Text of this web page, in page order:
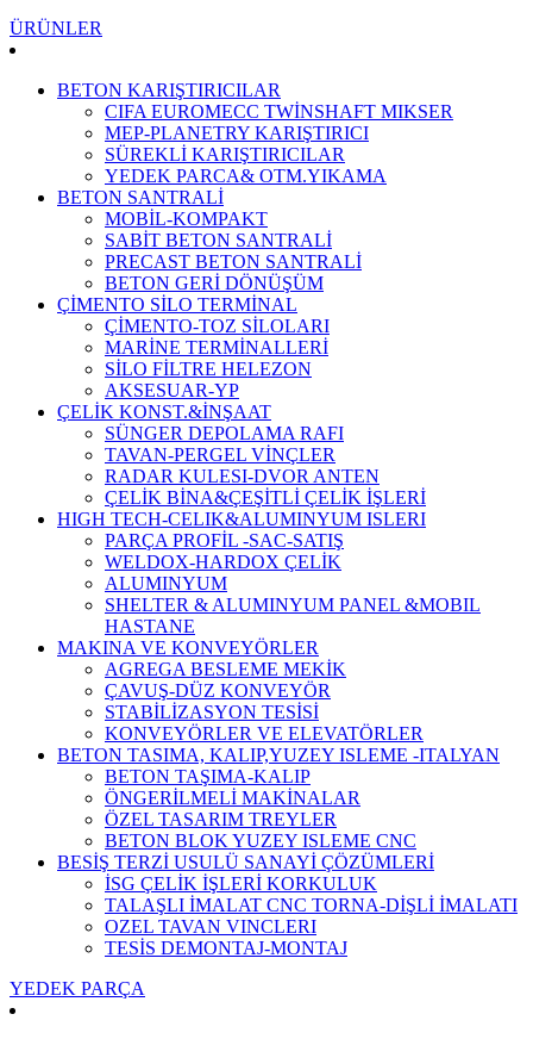
ÜRÜNLER
BETON KARIŞTIRICILAR
CIFA EUROMECC TWİNSHAFT MIKSER
MEP-PLANETRY KARIŞTIRICI
SÜREKLİ KARIŞTIRICILAR
YEDEK PARCA& OTM.YIKAMA
BETON SANTRALİ
MOBİL-KOMPAKT
SABİT BETON SANTRALİ
PRECAST BETON SANTRALİ
BETON GERİ DÖNÜŞÜM
ÇİMENTO SİLO TERMİNAL
ÇİMENTO-TOZ SİLOLARI
MARİNE TERMİNALLERİ
SİLO FİLTRE HELEZON
AKSESUAR-YP
ÇELİK KONST.&İNŞAAT
SÜNGER DEPOLAMA RAFI
TAVAN-PERGEL VİNÇLER
RADAR KULESI-DVOR ANTEN
ÇELİK BİNA&ÇEŞİTLİ ÇELİK İŞLERİ
HIGH TECH-CELIK&ALUMINYUM ISLERI
PARÇA PROFİL -SAC-SATIŞ
WELDOX-HARDOX ÇELİK
ALUMINYUM
SHELTER & ALUMINYUM PANEL &MOBIL
HASTANE
MAKINA VE KONVEYÖRLER
AGREGA BESLEME MEKİK
ÇAVUŞ-DÜZ KONVEYÖR
STABİLİZASYON TESİSİ
KONVEYÖRLER VE ELEVATÖRLER
BETON TASIMA, KALIP,YUZEY ISLEME -ITALYAN
BETON TAŞIMA-KALIP
ÖNGERİLMELİ MAKİNALAR
ÖZEL TASARIM TREYLER
BETON BLOK YUZEY ISLEME CNC
BESİŞ TERZİ USULÜ SANAYİ ÇÖZÜMLERİ
İSG ÇELİK İŞLERİ KORKULUK
TALAŞLI İMALAT CNC TORNA-DİŞLİ İMALATI
OZEL TAVAN VINCLERI
TESİS DEMONTAJ-MONTAJ
YEDEK PARÇA